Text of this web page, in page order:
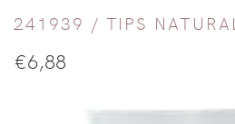
241939 / TIPS NATURAL
€6,88